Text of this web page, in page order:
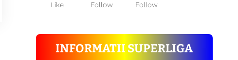
Like Follow Follow
INFORMATII SUPERLIGA